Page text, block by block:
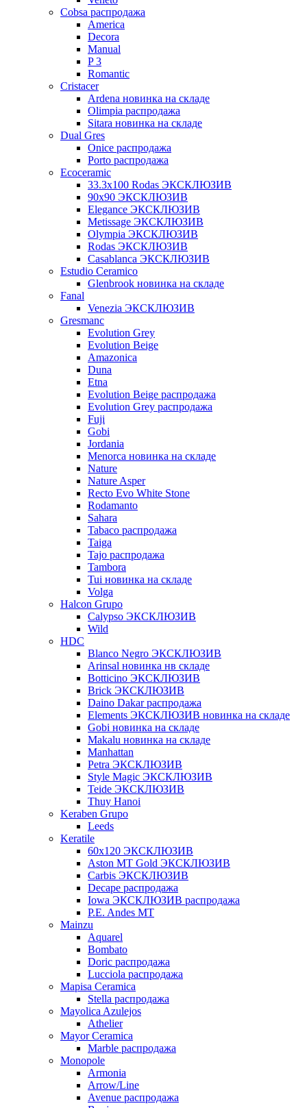
Cobsa распродажа
America
Decora
Manual
P 3
Romantic
Cristacer
Ardena новинка на складе
Olimpia распродажа
Sitara новинка на складе
Dual Gres
Onice распродажа
Porto распродажа
Ecoceramic
33.3х100 Rodas ЭКСКЛЮЗИВ
90x90 ЭКСКЛЮЗИВ
Elegance ЭКСКЛЮЗИВ
Metissage ЭКСКЛЮЗИВ
Olympia ЭКСКЛЮЗИВ
Rodas ЭКСКЛЮЗИВ
Сasablanca ЭКСКЛЮЗИВ
Estudio Ceramico
Glenbrook новинка на складе
Fanal
Venezia ЭКСКЛЮЗИВ
Gresmanc
Evolution Grey
Evolution Beige
Amazonica
Duna
Etna
Evolution Beige распродажа
Evolution Grey распродажа
Fuji
Gobi
Jordania
Menorca новинка на складе
Nature
Nature Asper
Recto Evo White Stone
Rodamanto
Sahara
Tabaco распродажа
Taiga
Tajo распродажа
Tambora
Tui новинка на складе
Volga
Halcon Grupo
Calypso ЭКСКЛЮЗИВ
Wild
HDC
Blanco Negro ЭКСКЛЮЗИВ
Arinsal новинка нв складе
Botticino ЭКСКЛЮЗИВ
Brick ЭКСКЛЮЗИВ
Daino Dakar распродажа
Elements ЭКСКЛЮЗИВ новинка на складе
Gobi новинка на складе
Makalu новинка на складе
Manhattan
Petra ЭКСКЛЮЗИВ
Style Magic ЭКСКЛЮЗИВ
Teide ЭКСКЛЮЗИВ
Thuy Hanoi
Keraben Grupo
Leeds
Keratile
60х120 ЭКСКЛЮЗИВ
Aston MT Gold ЭКСКЛЮЗИВ
Carbis ЭКСКЛЮЗИВ
Decape распродажа
Iowa ЭКСКЛЮЗИВ распродажа
P.E. Andes MT
Mainzu
Aquarel
Bombato
Doric распродажа
Lucciola распродажа
Mapisa Ceramica
Stella распродажа
Mayolica Azulejos
Athelier
Mayor Ceramica
Marble распродажа
Monopole
Armonia
Arrow/Line
Avenue распродажа